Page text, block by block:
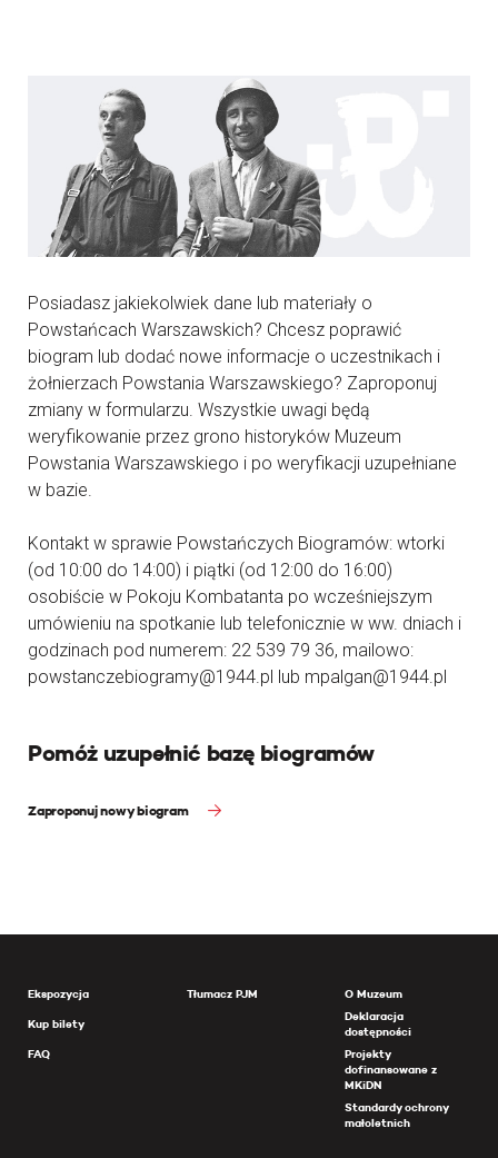
Posiadasz jakiekolwiek dane lub materiały o
Powstańcach Warszawskich? Chcesz poprawić
biogram lub dodać nowe informacje o uczestnikach i
żołnierzach Powstania Warszawskiego? Zaproponuj
zmiany w formularzu. Wszystkie uwagi będą
weryfikowanie przez grono historyków Muzeum
Powstania Warszawskiego i po weryfikacji uzupełniane
w bazie.
Kontakt w sprawie Powstańczych Biogramów: wtorki
(od 10:00 do 14:00) i piątki (od 12:00 do 16:00)
osobiście w Pokoju Kombatanta po wcześniejszym
umówieniu na spotkanie lub telefonicznie w ww. dniach i
godzinach pod numerem: 22 539 79 36, mailowo:
powstanczebiogramy@1944.pl lub mpalgan@1944.pl
Pomóż uzupełnić bazę biogramów
Zaproponuj nowy biogram
Ekspozycja
Kup bilety
FAQ
Tłumacz PJM
O Muzeum
Deklaracja
dostępności
Projekty
dofinansowane z
MKiDN
Standardy ochrony
małoletnich